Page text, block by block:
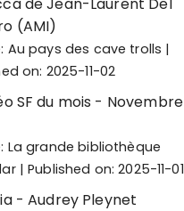
(AMI)
Au pays des cave trolls
on: 2025-11-02
SF du mois - Novembre
La grande bibliothèque
Published on: 2025-11-01
- Audrey Pleynet